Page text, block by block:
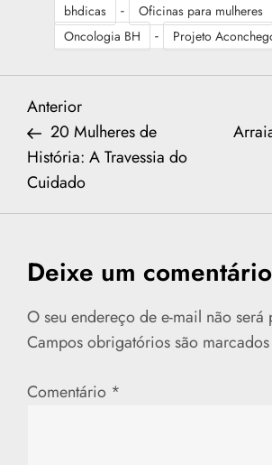
bhdicas - Oficinas para mulheres
Oncologia BH - Projeto
N
a
v
g
a
ã
Previous
Post
Anterior
20 Mulheres de
História: A Travessia do
Cuidado
Deixe um comentário
O seu endereço de e-mail não será
Campos obrigatórios são
Comentário *